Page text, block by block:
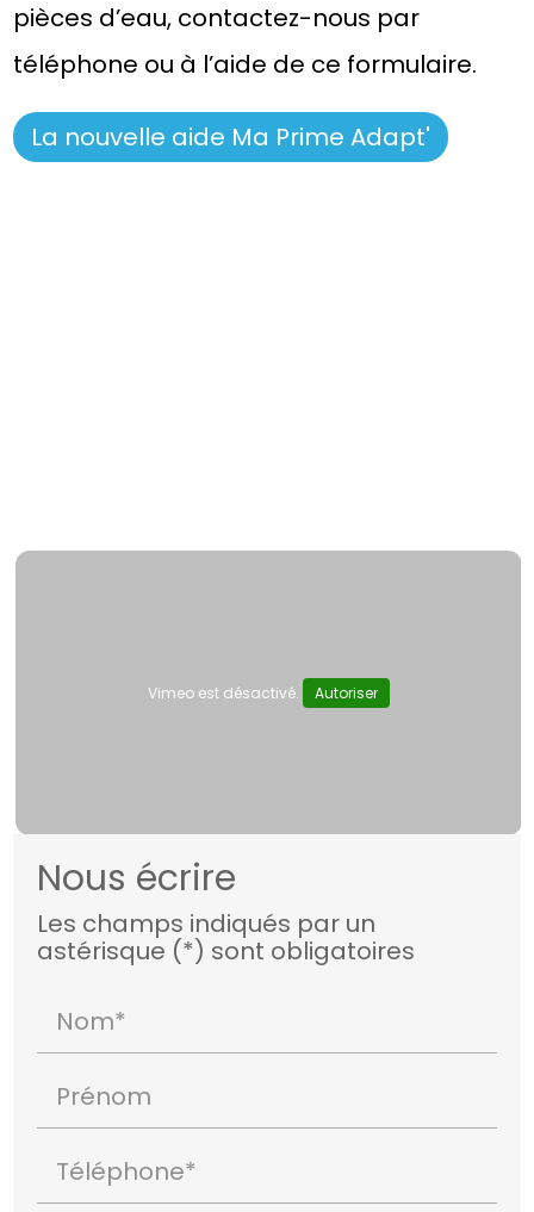
pièces d’eau, contactez-nous par
téléphone ou à l’aide de ce formulaire.
La nouvelle aide Ma Prime Adapt'
Vimeo est désactivé. Autoriser
Nous écrire
Les champs indiqués par un
astérisque (*) sont obligatoires
Nom*
Prénom
Téléphone*